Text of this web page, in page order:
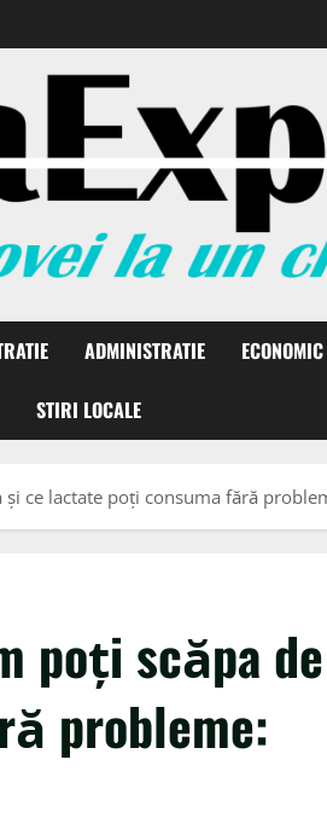
ADMINISTRATIE ECONOMIC
STIRI LOCALE
ce lactate poți consuma fără
poți scăpa
probleme: